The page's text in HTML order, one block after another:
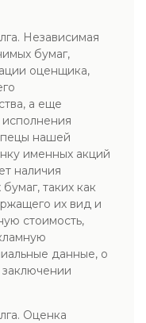
Независимая
бумаг,
оценщика,
а еще
нашей
именных акций
наличия
таких как
их вид и
стоимость,
данные, о
Оценка